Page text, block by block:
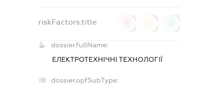
riskFactors.title
dossier.fullName:
ЕЛЕКТРОТЕХНІЧНІ ТЕХНОЛОГІЇ
dossier.opfSubType: